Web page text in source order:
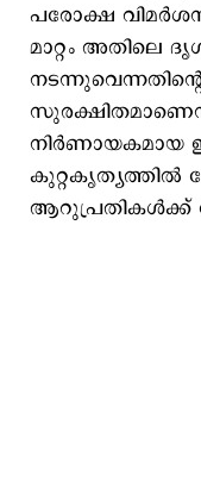
പരോക്ഷ
മാറ്റം അതിലെ
നിർണായകമായ
കുറ്റകൃത്യത്തിൽ
ആറുപ്രതികൾക്ക്